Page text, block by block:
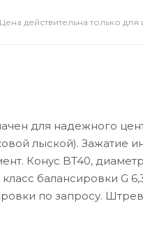
Цена действительна только для
для надежного
лыской). Зажатие
Конус BT40,
балансировки G
по запросу.